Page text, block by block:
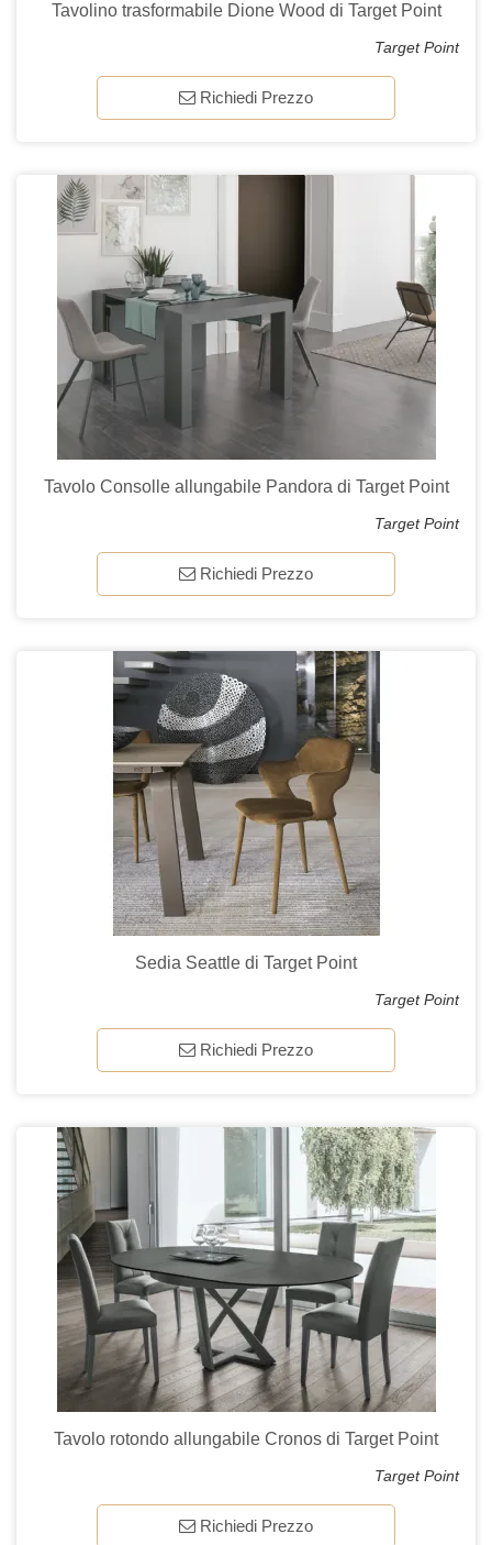
Tavolino trasformabile Dione Wood di Target Point
Target Point
Richiedi Prezzo
Tavolo Consolle allungabile Pandora di Target Point
Target Point
Richiedi Prezzo
Sedia Seattle di Target Point
Target Point
Richiedi Prezzo
Tavolo rotondo allungabile Cronos di Target Point
Target Point
Richiedi Prezzo